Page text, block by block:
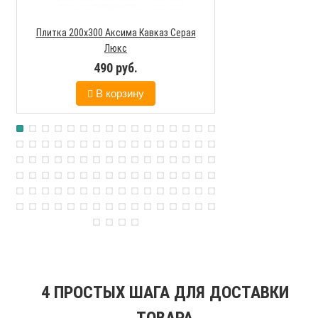
Плитка 200х300 Аксима Кавказ Серая
Люкс
490 руб.
В корзину
4 ПРОСТЫХ ШАГА ДЛЯ ДОСТАВКИ